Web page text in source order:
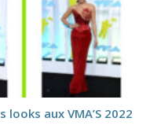
aux VMA’S 2022